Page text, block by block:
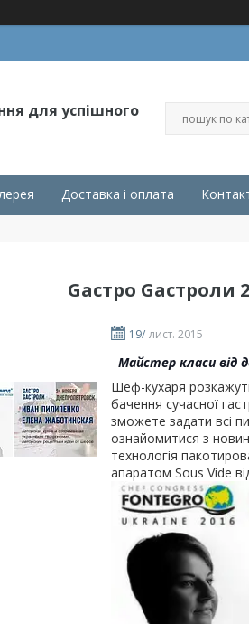
для успішного
Доставка і оплата
Gастро Gастроли
19/ лист. 2015
Майстер класи від
Шеф-кухаря
бачення сучасної
зможете задати всі
ознайомитися з
технологія
апаратом Sous Vide